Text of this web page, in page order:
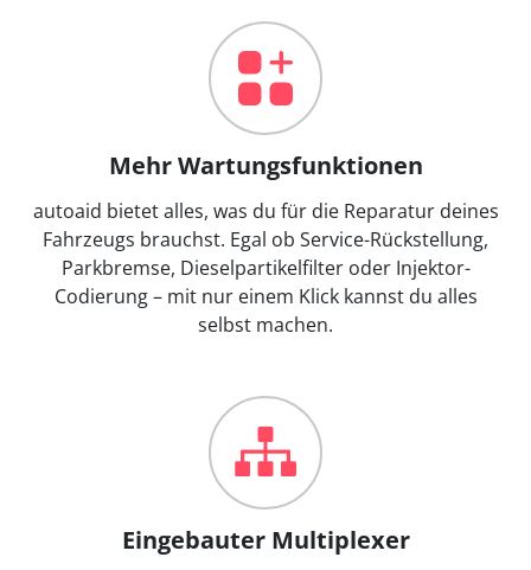
Mehr Wartungsfunktionen
autoaid bietet alles, was du für die Reparatur deines
Fahrzeugs brauchst. Egal ob Service-Rückstellung,
Parkbremse, Dieselpartikelfilter oder Injektor-
Codierung – mit nur einem Klick kannst du alles
selbst machen.
Eingebauter Multiplexer